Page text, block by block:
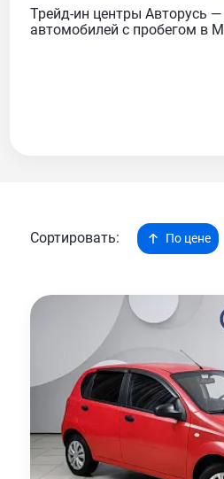
Трейд-ин центры Авторусь
автомобилей с пробегом в
Сортировать: По цене